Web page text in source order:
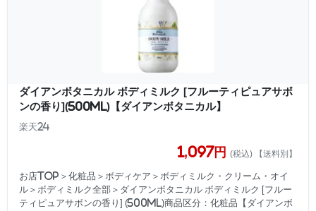
ダイアンボタニカル ボディミルク [フルーティピュアサボ
ンの香り](500ml)【ダイアンボタニカル】
楽天24
1,097円 (税込) 【送料別】
お店TOP＞化粧品＞ボディケア＞ボディミルク・クリーム・オイ
ル＞ボディミルク全部＞ダイアンボタニカル ボディミルク [フルー
ティピュアサボンの香り] (500ml)商品区分：化粧品【ダイアンボ